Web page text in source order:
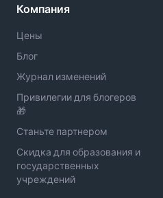
Компания
Цены
Блог
Журнал изменений
Привилегии для блогеров
🎁
Станьте партнером
Скидка для образования и
государственных
учреждений